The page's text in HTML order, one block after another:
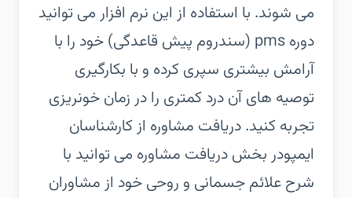
می شوند. با استفاده از این نرم افزار می توانید
دوره pms (سندروم پیش قاعدگی) خود را با
آرامش بیشتری سپری کرده و با بکارگیری
توصیه های آن درد کمتری را در زمان خونریزی
تجربه کنید. دریافت مشاوره از کارشناسان
ایمپودر بخش دریافت مشاوره می توانید با
شرح علائم جسمانی و روحی خود از مشاوران